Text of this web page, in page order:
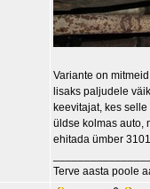
Variante on
lisaks paljudele
keevitajat, kes
üldse kolmas auto,
ehitada ümber
Terve aasta poole